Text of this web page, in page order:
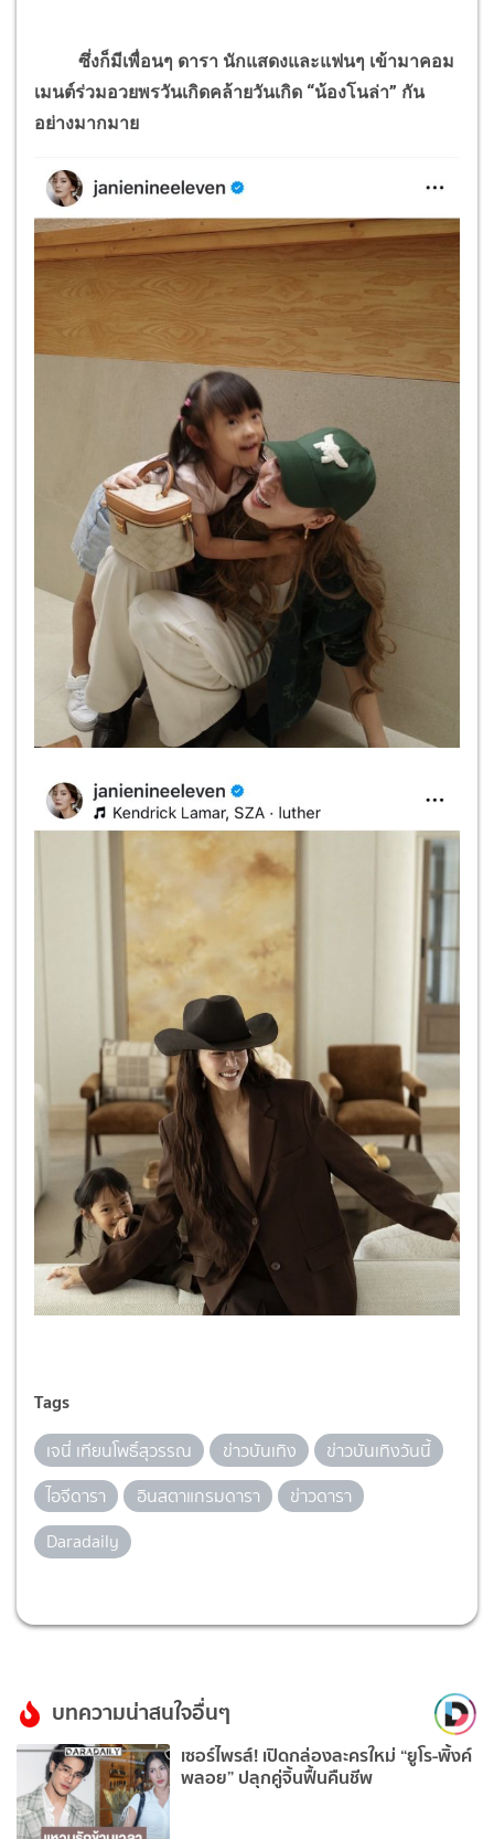
ซึ่งก็มีเพื่อนๆ ดารา นักแสดงและแฟนๆ เข้ามาคอม
เมนต์ร่วมอวยพรวันเกิดคล้ายวันเกิด “น้องโนล่า” กัน
อย่างมากมาย
Tags
เจนี่ เทียนโพธิ์สุวรรณ ข่าวบันเทิง
ข่าวบันเทิงวันนี้
ไอจีดารา
อินสตาแกรมดารา
ข่าวดารา
Daradaily
บทความน่าสนใจอื่นๆ
เซอร์ไพรส์! เปิดกล่องละครใหม่ “ยูโร-พิ้งค์
พลอย” ปลุกคู่จิ้นฟื้นคืนชีพ